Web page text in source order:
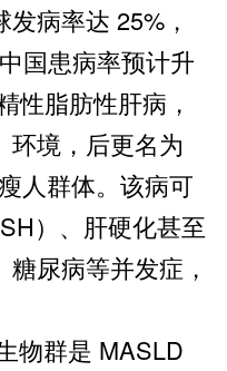
病率达 25%，
国患病率预计升
性脂肪性肝病，
环境，后更名为
人群体。该病可
）、肝硬化甚至
尿病等并发症，
群是 MASLD